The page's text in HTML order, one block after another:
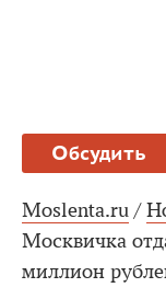
Обсудить
Moslenta.ru /
Москвичка
миллион